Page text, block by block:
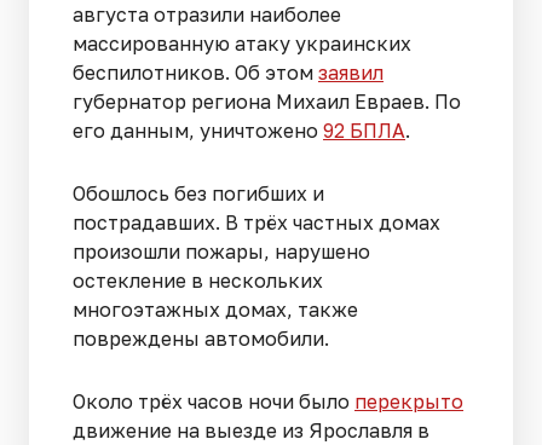
августа отразили наиболее
массированную атаку украинских
беспилотников. Об этом заявил
губернатор региона Михаил Евраев. По
его данным, уничтожено 92 БПЛА.
Обошлось без погибших и
пострадавших. В трёх частных домах
произошли пожары, нарушено
остекление в нескольких
многоэтажных домах, также
повреждены автомобили.
Около трёх часов ночи было перекрыто
движение на выезде из Ярославля в